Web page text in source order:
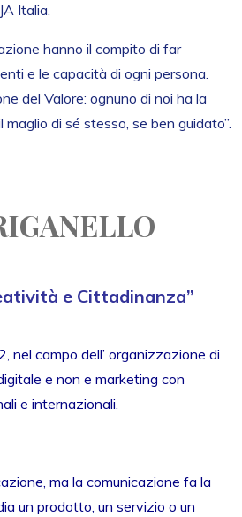
Italia.
hanno il compito di far
e le capacità di ogni persona.
del Valore: ognuno di noi ha la
di sé stesso, se ben guidato”.
e Cittadinanza”
nel campo dell’ organizzazione di
e non e marketing con
e internazionali.
ma la comunicazione fa la
un prodotto, un servizio o un